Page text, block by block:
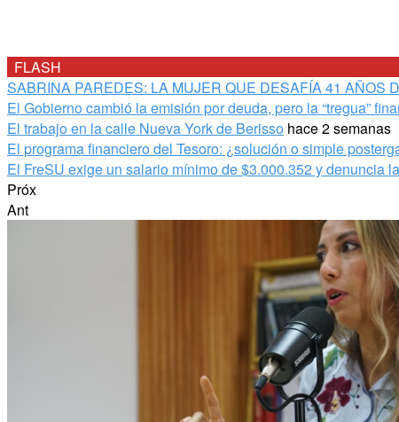
FLASH
SABRINA PAREDES: LA MUJER QUE DESAFÍA 41 AÑOS
El Gobierno cambió la emisión por deuda, pero la “tregua”
El trabajo en la calle Nueva York de Berisso hace 2 semanas
El programa financiero del Tesoro: ¿solución o simple
El FreSU exige un salario mínimo de $3.000.352 y denuncia
Próx
Ant